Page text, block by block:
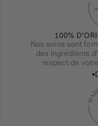
100%
Nos soins sont
des ingrédients
respect de